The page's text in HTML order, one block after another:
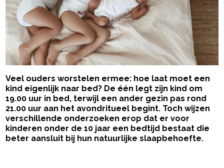
Veel ouders worstelen ermee: hoe laat moet een
kind eigenlijk naar bed? De één legt zijn kind om
19.00 uur in bed, terwijl een ander gezin pas rond
21.00 uur aan het avondritueel begint. Toch wijzen
verschillende onderzoeken erop dat er voor
kinderen onder de 10 jaar een bedtijd bestaat die
beter aansluit bij hun natuurlijke slaapbehoefte.